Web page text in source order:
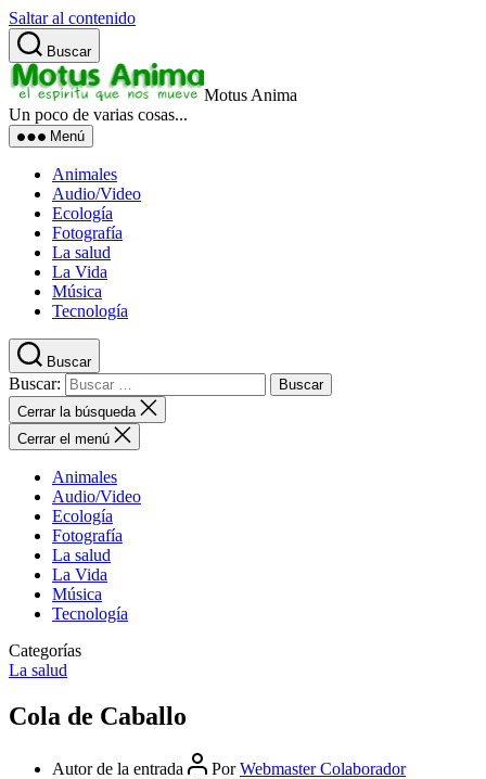
Saltar al contenido
Buscar
Motus Anima
Un poco de varias cosas...
Menú
Animales
Audio/Video
Ecología
Fotografía
La salud
La Vida
Música
Tecnología
Buscar
Buscar:
Cerrar la búsqueda
Cerrar el menú
Animales
Audio/Video
Ecología
Fotografía
La salud
La Vida
Música
Tecnología
Categorías
La salud
Cola de Caballo
Autor de la entrada PorWebmaster Colaborador